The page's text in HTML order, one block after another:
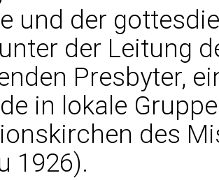
und der
der Leitung
Presbyter,
in lokale
des
1926).